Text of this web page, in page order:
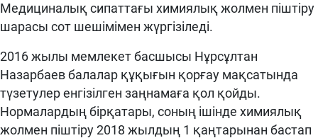
Медициналық сипаттағы химиялық жолмен піштіру
шарасы сот шешімімен жүргізіледі.
2016 жылы мемлекет басшысы Нұрсұлтан
Назарбаев балалар құқығын қорғау мақсатында
түзетулер енгізілген заңнамаға қол қойды.
Нормалардың бірқатары, соның ішінде химиялық
жолмен піштіру 2018 жылдың 1 қаңтарынан бастап